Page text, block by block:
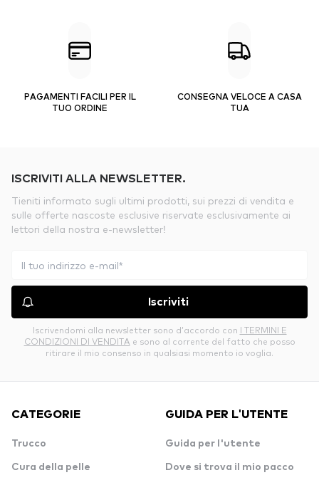
PAGAMENTI FACILI PER IL
TUO ORDINE
CONSEGNA VELOCE A CASA
TUA
ISCRIVITI ALLA NEWSLETTER.
Tieniti informato sugli ultimi prodotti, sui prezzi di vendita e
sulle offerte nascoste esclusive riservate esclusivamente ai
lettori della nostra e-newsletter!
Iscriviti
Iscrivendomi alla newsletter sono d’accordo con I TERMINI E
CONDIZIONI DI VENDITA e sono al corrente del fatto che posso
ritirare il mio consenso in qualsiasi momento io voglia.
CATEGORIE
Trucco
Cura della pelle
GUIDA PER L'UTENTE
Guida per l'utente
Dove si trova il mio pacco